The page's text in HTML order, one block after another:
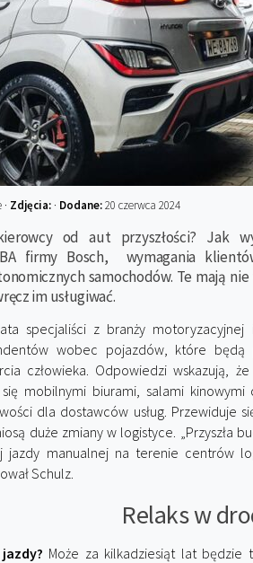
Zdjęcia: · Dodane:20 czerwca 2024
od aut przyszłości? Jak
firmy Bosch, wymagania
samochodów. Te mają
im usługiwać.
specjaliści z branży motoryzacyjnej
wobec pojazdów, które będą
człowieka. Odpowiedzi wskazują,
mobilnymi biurami, salami kinowymi
dla dostawców usług. Przewiduje
duże zmiany w logistyce. „Przyszła
jazdy manualnej na terenie centrów
Schulz.
Relaks w
Może za kilkadziesiąt lat